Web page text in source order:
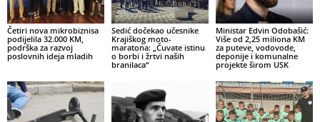
Četiri nova mikrobiznisa
podijelila 32.000 KM,
podrška za razvoj
poslovnih ideja mladih
Sedić dočekao učesnike
Krajiškog moto-
maratona: „Čuvate istinu
o borbi i žrtvi naših
branilaca“
Ministar Edvin Odobašić:
Više od 2,25 miliona KM
za puteve, vodovode,
deponije i komunalne
projekte širom USK